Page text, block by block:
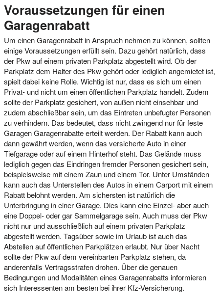
Voraussetzungen für einen
Garagenrabatt
Um einen Garagenrabatt in Anspruch nehmen zu können, sollten
einige Voraussetzungen erfüllt sein. Dazu gehört natürlich, dass
der Pkw auf einem privaten Parkplatz abgestellt wird. Ob der
Parkplatz dem Halter des Pkw gehört oder lediglich angemietet ist,
spielt dabei keine Rolle. Wichtig ist nur, dass es sich um einen
Privat- und nicht um einen öffentlichen Parkplatz handelt. Zudem
sollte der Parkplatz gesichert, von außen nicht einsehbar und
zudem abschließbar sein, um das Eintreten unbefugter Personen
zu verhindern. Das bedeutet, dass nicht zwingend nur für feste
Garagen Garagenrabatte erteilt werden. Der Rabatt kann auch
dann gewährt werden, wenn das versicherte Auto in einer
Tiefgarage oder auf einem Hinterhof steht. Das Gelände muss
lediglich gegen das Eindringen fremder Personen gesichert sein,
beispielsweise mit einem Zaun und einem Tor. Unter Umständen
kann auch das Unterstellen des Autos in einem Carport mit einem
Rabatt belohnt werden. Am sichersten ist natürlich die
Unterbringung in einer Garage. Dies kann eine Einzel- aber auch
eine Doppel- oder gar Sammelgarage sein. Auch muss der Pkw
nicht nur und ausschließlich auf einem privaten Parkplatz
abgestellt werden. Tagsüber sowie im Urlaub ist auch das
Abstellen auf öffentlichen Parkplätzen erlaubt. Nur über Nacht
sollte der Pkw auf dem vereinbarten Parkplatz stehen, da
anderenfalls Vertragsstrafen drohen. Über die genauen
Bedingungen und Modalitäten eines Garagenrabatts informieren
sich Interessenten am besten bei ihrer Kfz-Versicherung.